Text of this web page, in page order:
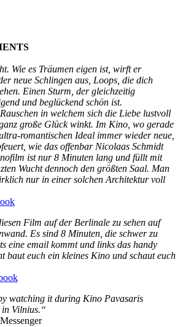
Wie es Träumen eigen ist, wirft er
neue Schlingen aus, Loops, die dich
Einen Sturm, der gleichzeitig
und beglückend schön ist.
in welchem sich die Liebe lustvoll
große Glück winkt. Im Kino, wo gerade
romantischen Ideal immer wieder neue,
wie das offenbar Nicolaas Schmidt
ist nur 8 Minuten lang und füllt mit
Wucht dennoch den größten Saal. Man
nur in einer solchen Architektur voll
Film auf der Berlinale zu sehen auf
Es sind 8 Minuten, die schwer zu
eine email kommt und links das handy
baut euch ein kleines Kino und schaut euch
watching it during Kino Pavasaris
in Vilnius.“